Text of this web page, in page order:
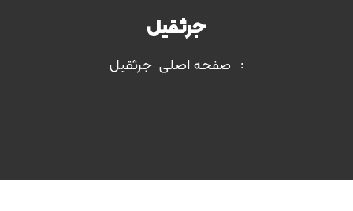
جرثقيل
صفحه اصلی جرثقيل